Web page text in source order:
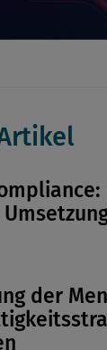
der